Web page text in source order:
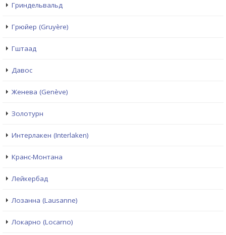
Гриндельвальд
Грюйер (Gruyère)
Гштаад
Давос
Женева (Genève)
Золотурн
Интерлакен (Interlaken)
Кранс-Монтана
Лейкербад
Лозанна (Lausanne)
Локарно (Locarno)